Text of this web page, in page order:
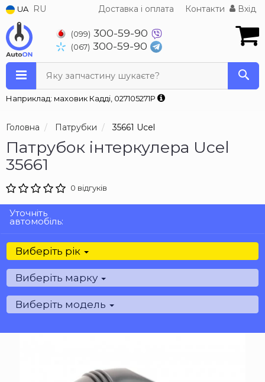
UA RU Доставка і оплата Контакти Вхід
(099) 300-59-90
(067) 300-59-90
Яку запчастину шукаєте?
Наприклад: маховик Кадді, 027105271P
Головна Патрубки 35661 Ucel
Патрубок інтеркулера Ucel
35661
0 відгуків
Уточніть
автомобіль:
Виберіть рік
Виберіть марку
Виберіть модель